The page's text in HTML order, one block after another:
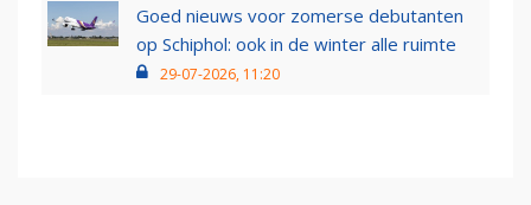
Goed nieuws voor zomerse debutanten
op Schiphol: ook in de winter alle ruimte
29-07-2026, 11:20